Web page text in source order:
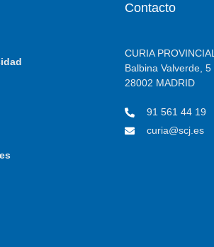
Contacto
CURIA PROVINCIAL
Balbina Valverde, 5
28002 MADRID
91 561 44 19
curia@scj.es